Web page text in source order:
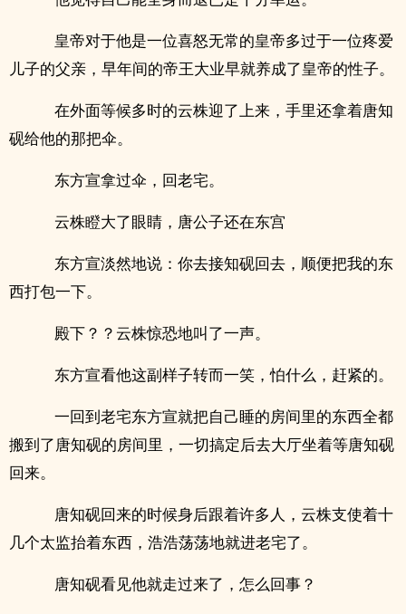
皇帝对于他是一位喜怒无常的皇帝多过于一位疼爱
儿子的父亲，早年间的帝王大业早就养成了皇帝的性子。
在外面等候多时的云株迎了上来，手里还拿着唐知
砚给他的那把伞。
东方宣拿过伞，回老宅。
云株瞪大了眼睛，唐公子还在东宫
东方宣淡然地说：你去接知砚回去，顺便把我的东
西打包一下。
殿下？？云株惊恐地叫了一声。
东方宣看他这副样子转而一笑，怕什么，赶紧的。
一回到老宅东方宣就把自己睡的房间里的东西全都
搬到了唐知砚的房间里，一切搞定后去大厅坐着等唐知砚
回来。
唐知砚回来的时候身后跟着许多人，云株支使着十
几个太监抬着东西，浩浩荡荡地就进老宅了。
唐知砚看见他就走过来了，怎么回事？